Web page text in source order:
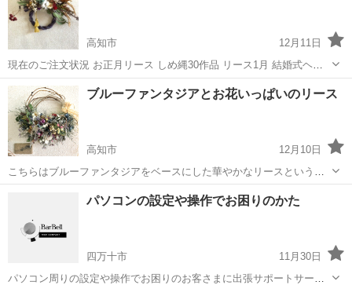
してるのでどうぞ...
高知市
12月11日
現在のご注文状況 お正月リース しめ縄30作品 リース1月 結婚式ヘッ
ドパーツ1/22 ガーランド フライングスワッグ ミモザリース 髪飾り
3/24卒業式
高知 高知市
ブルーファンタジアとお花いっぱいのリース
高知市
12月10日
こちらはブルーファンタジアをベースにした華やかなリースという事
でご注文いただきました 花々いっぱい、木ノ実もいっぱい、ブルーフ
ァンタジアがとても品があって素敵です このタイプのリースはいろん
な向きが楽しめます。それぞれ表情が...
お客様
パソコンの設定や操作でお困りのかた
四万十市
11月30日
パソコン周りの設定や操作でお困りのお客さまに出張サポートサービ